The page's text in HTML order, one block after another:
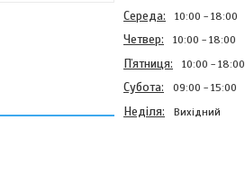
Середа 10:00 18:00
Четвер 10:00 18:00
Пʼятниця 10:00 18:00
Субота 09:00 15:00
Неділя Вихідний